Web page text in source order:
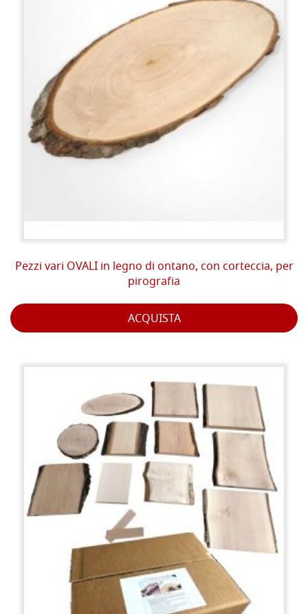
Pezzi vari OVALI in legno di ontano, con corteccia, per
pirografia
ACQUISTA